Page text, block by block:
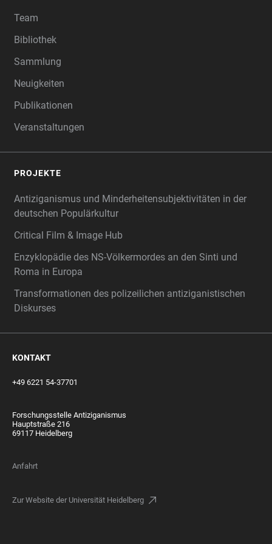
Team
Bibliothek
Sammlung
Neuigkeiten
Publikationen
Veranstaltungen
PROJEKTE
Antiziganismus und Minderheitensubjektivitäten in der
deutschen Populärkultur
Critical Film & Image Hub
Enzyklopädie des NS-Völkermordes an den Sinti und
Roma in Europa
Transformationen des polizeilichen antiziganistischen
Diskurses
KONTAKT
+49 6221 54-37701
Forschungsstelle Antiziganismus
Hauptstraße 216
69117 Heidelberg
Anfahrt
Zur Website der Universität Heidelberg